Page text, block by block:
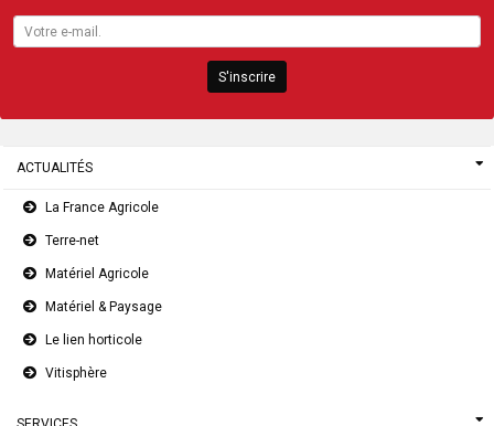
S'inscrire
ACTUALITÉS
La France Agricole
Terre-net
Matériel Agricole
Matériel & Paysage
Le lien horticole
Vitisphère